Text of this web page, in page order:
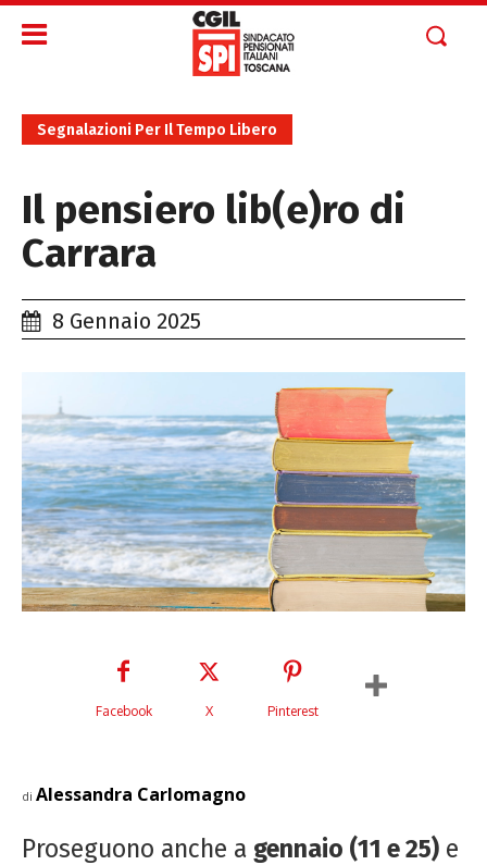
Segnalazioni Per Il Tempo Libero
Il pensiero lib(e)ro di
Carrara
8 Gennaio 2025
Facebook X Pinterest
di Alessandra Carlomagno
Proseguono anche a gennaio (11 e 25) e